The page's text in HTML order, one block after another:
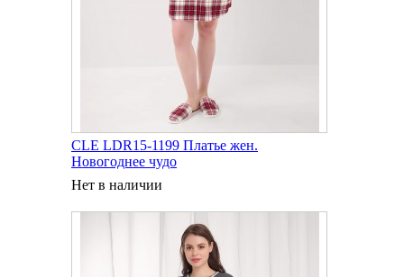
CLE LDR15-1199 Платье жен.
Новогоднее чудо
Нет в наличии